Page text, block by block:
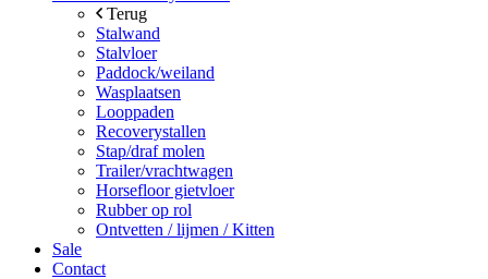
Terug
Stalwand
Stalvloer
Paddock/weiland
Wasplaatsen
Looppaden
Recoverystallen
Stap/draf molen
Trailer/vrachtwagen
Horsefloor gietvloer
Rubber op rol
Ontvetten / lijmen / Kitten
Sale
Contact